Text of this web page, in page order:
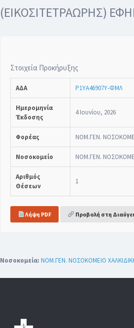
(ΕΙΚΟΣΙΤΕΤΡΑΩΡΗΣ)
Στοιχεία Προκήρυξης
ΑΔΑ Ρ1ΥΑ46907Υ-ΦΜΛ
Ημερομηνία
Έκδοσης
4 Ιουνίου, 2026
Φορέας ΝΟΜ.ΓΕΝ.
Νοσοκομείο ΝΟΜ.ΓΕΝ.
Αριθμός
Θέσεων
1
Λήψη PDF Προβολή στη
Νοσοκομεία: ΝΟΜ.ΓΕΝ. ΝΟΣΟΚΟΜΕΙΟ